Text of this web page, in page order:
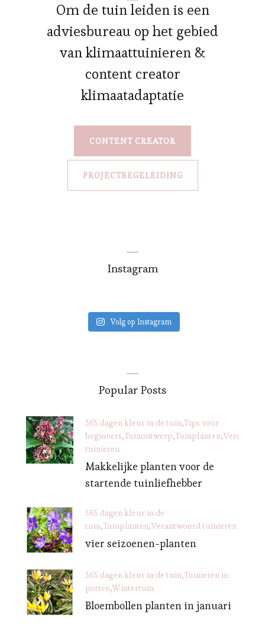
Om de tuin leiden is een
adviesbureau op het gebied
van klimaattuinieren &
content creator
klimaatadaptatie
CONTENT CREATOR
PROJECTBEGELEIDING
Instagram
Volg op Instagram
Popular Posts
365 dagen kleur in de tuin Tips voor
beginners Tuinontwerp Tuinplanten
tuinieren
Makkelijke planten voor de
startende tuinliefhebber
365 dagen kleur in de
tuin Tuinplanten Verantwoord tuinieren
vier seizoenen-planten
365 dagen kleur in de tuin Tuinieren in
potten Wintertuin
Bloembollen planten in januari